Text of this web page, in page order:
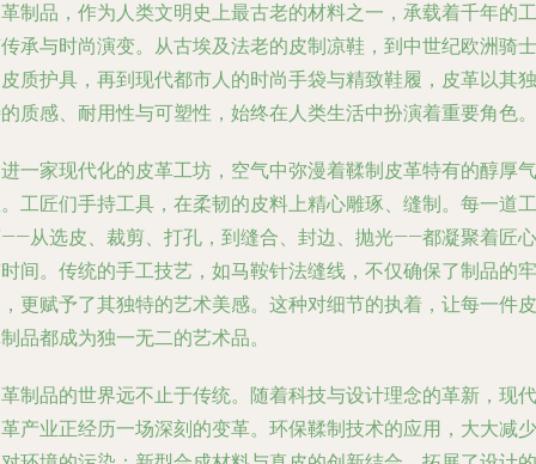
制品，作为人类文明史上最古老的材料之一，承载着千年的工
承与时尚演变。从古埃及法老的皮制凉鞋，到中世纪欧洲骑士
质护具，再到现代都市人的时尚手袋与精致鞋履，皮革以其独
质感、耐用性与可塑性，始终在人类生活中扮演着重要角色。
一家现代化的皮革工坊，空气中弥漫着鞣制皮革特有的醇厚气
工匠们手持工具，在柔韧的皮料上精心雕琢、缝制。每一道工
从选皮、裁剪、打孔，到缝合、封边、抛光——都凝聚着匠心
间。传统的手工技艺，如马鞍针法缝线，不仅确保了制品的牢
更赋予了其独特的艺术美感。这种对细节的执着，让每一件皮
品都成为独一无二的艺术品。
制品的世界远不止于传统。随着科技与设计理念的革新，现代
产业正经历一场深刻的变革。环保鞣制技术的应用，大大减少